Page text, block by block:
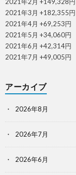
2021年3月 +182,355円
2021年4月 +69,253円
2021年5月 +34,060円
2021年6月 +42,314円
2021年7月 +49,005円
アーカイブ
2026年8月
2026年7月
2026年6月